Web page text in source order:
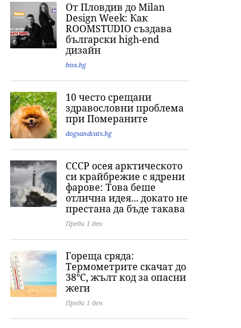
Кардашиян
мрежата:
снимка
от
1“ Люис
Джак“: Последните
думи и фаталната
нощ на
холивудската
От Пловдив до Milan
Design Week: Как
ROOMSTUDIO създава
български high-end
дизайн
biss.bg
10 често срещани
здравословни проблема
при Помераните
dogsandcats.bg
СССР осея арктическото
си крайбрежие с ядрени
фарове: Това беше
отлична идея... докато не
престана да бъде такава
Преди 1 ден
Гореща сряда:
Термометрите скачат до
38°C, жълт код за опасни
жеги
Преди 1 ден